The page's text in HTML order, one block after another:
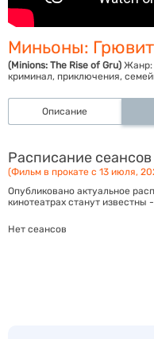
Миньоны:
(Minions: The Rise of Gru) Жанр:
криминал, приключения,
Описание
Расписание
(Фильм в прокате с 13 июля,
Опубликовано актуальное
кинотеатрах станут известны
Нет сеансов